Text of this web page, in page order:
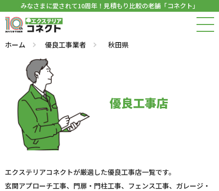
みなさまに愛されて10周年！見積もり比較の老舗「コネクト」
ホーム 優良工事業者 秋田県
優良工事店
エクステリアコネクトが厳選した優良工事店一覧です。
玄関アプローチ工事、門扉・門柱工事、フェンス工事、ガレージ・